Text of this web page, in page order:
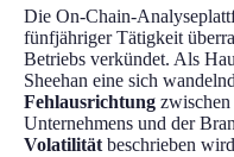
Die On-Chain-
fünfjähriger Tätigkeit
Betriebs verkündet. Als
Sheehan eine sich
Fehlausrichtung zwischen
Unternehmens und der
Volatilität beschrieben